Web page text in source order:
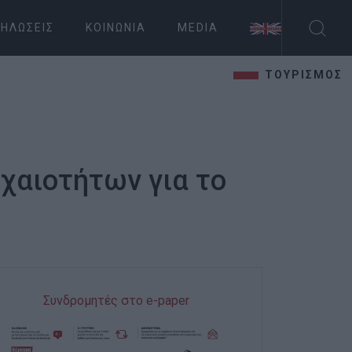
ΚΟΙΝΩΝΊΑ MEDIA
ΤΟΥΡΙΣΜΟΣ
για το
Συνδρομητές στο e-paper